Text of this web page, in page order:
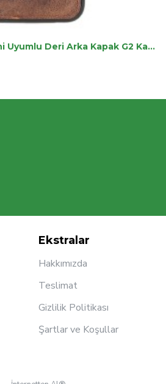
Apple iPhone 12 mini Uyumlu Deri Arka Kapak G2 Kahve
Ekstralar
Hakkımızda
Teslimat
Gizlilik Politikası
Şartlar ve Koşullar